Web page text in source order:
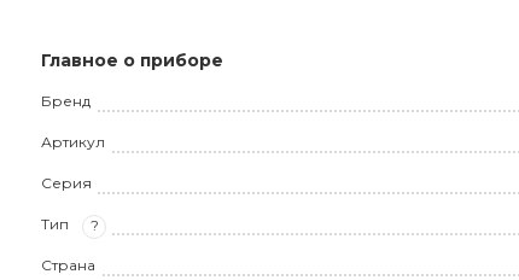
Главное о приборе
Бренд
Артикул
Серия
Тип ?
Страна